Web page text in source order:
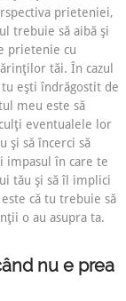
prieteniei,
trebuie să aibă şi
prietenie cu
tăi. În cazul
eşti îndrăgostit de
meu este să
eventualele lor
şi să încerci să
impasul în care te
tău şi să îl implici
că tu trebuie să
o au asupra ta.
nu e prea